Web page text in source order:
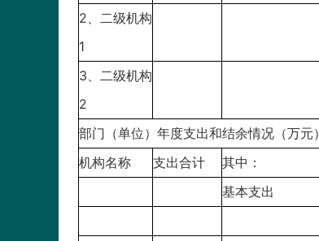
2、二级机构
1
3、二级机构
2
部门（单位）年度支出和结余情况（万元）
机构名称
支出合计
其中：
基本支出